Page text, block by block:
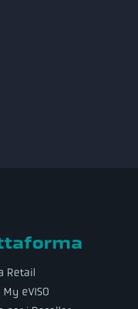
Retail
My eVISO